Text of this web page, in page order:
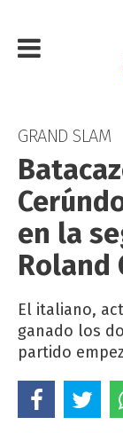
GRAND SLAM
en la
Roland
El italiano,
ganado los
partido